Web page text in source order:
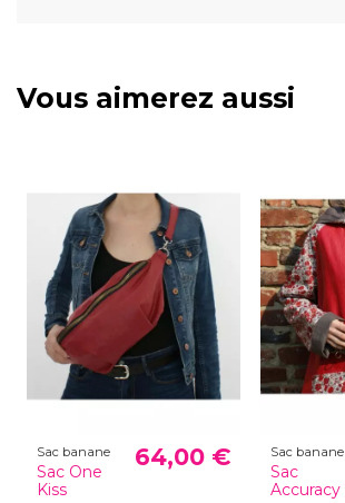
Vous aimerez aussi
Sac banane
Sac One
Kiss
64,00 € Sac banane
Sac
Accuracy